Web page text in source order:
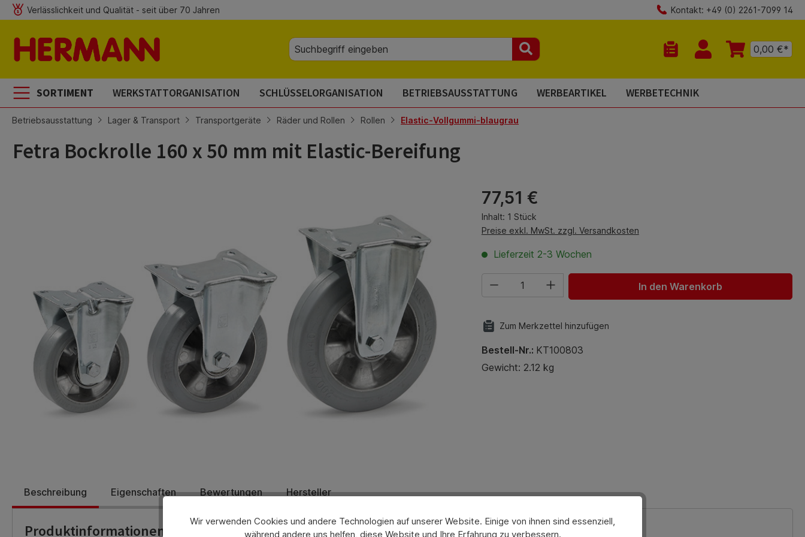
Hauptinhalt springen
Zur Suche springen
Zur Hauptnavigation springen
Verlässlichkeit und Qualität - seit über 70 Jahren Kontakt: +49 (0) 2261-7099 14
Du hast 0 Produkte auf dem
0,00 €*
SORTIMENT WERKSTATTORGANISATION SCHLÜSSELORGANISATION BETRIEBSAUSSTATTUNG WERBEARTIKEL WERBETECHNIK
Betriebsausstattung Lager & Transport Transportgeräte Räder und Rollen Rollen Elastic-Vollgummi-blaugrau
Fetra Bockrolle 160 x 50 mm mit Elastic-Bereifung
Regulärer Preis:
77,51 €
Inhalt: 1 Stück
Preise exkl. MwSt. zzgl. Versandkosten
Lieferzeit 2-3 Wochen
Produkt Anzahl: Gib den gewünschten Wert ein oder benutze die
In den Warenkorb
Zum Merkzettel hinzufügen
Bestell-Nr.: KT100803
Gewicht: 2.12 kg
Beschreibung Eigenschaften Bewertungen Hersteller
Produktinformationen
Wir verwenden Cookies und andere Technologien auf unserer Website. Einige von ihnen sind essenziell,
während andere uns helfen, diese Website und Ihre Erfahrung zu verbessern.